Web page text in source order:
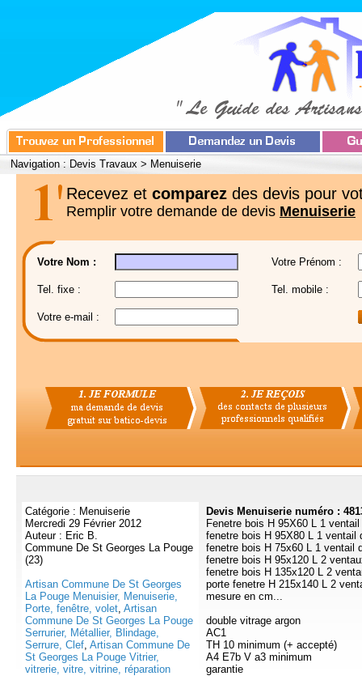
Navigation : Devis Travaux > Menuiserie
Recevez et comparez des devis pour
Remplir votre demande de devis Menuiserie
Votre Nom : Votre Prénom :
Tel. fixe : Tel. mobile :
Votre e-mail :
Catégorie : Menuiserie
Mercredi 29 Février 2012
Auteur : Eric B.
Commune De St Georges La Pouge
(23)
Artisan Commune De St Georges
La Pouge Menuisier, Menuiserie,
Porte, fenêtre, volet, Artisan
Commune De St Georges La Pouge
Serrurier, Métallier, Blindage,
Serrure, Clef, Artisan Commune De
St Georges La Pouge Vitrier,
vitrerie, vitre, vitrine, réparation
Devis Menuiserie numéro :
Fenetre bois H 95X60 L 1
fenetre bois H 95X80 L 1 ventail
fenetre bois H 75x60 L 1 ventail
fenetre bois H 95x120 L 2
fenetre bois H 135x120 L 2
porte fenetre H 215x140 L 2
mesure en cm...
double vitrage argon
AC1
TH 10 minimum (+ accepté)
A4 E7b V a3 minimum
garantie